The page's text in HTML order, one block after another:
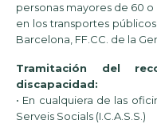
personas mayores de 60 o
en los transportes
Barcelona, FF.CC. de la
Tramitación del
discapacidad:
• En cualquiera de las
Serveis Socials (I.C.A.S.S.)